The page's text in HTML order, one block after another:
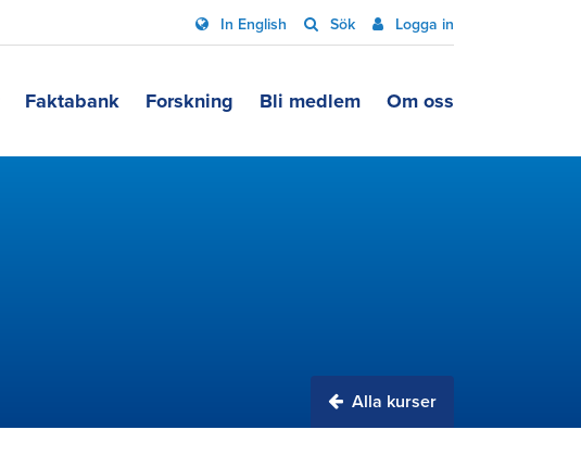
In English Sök Logga in
Faktabank Forskning Bli medlem Om oss
Alla kurser